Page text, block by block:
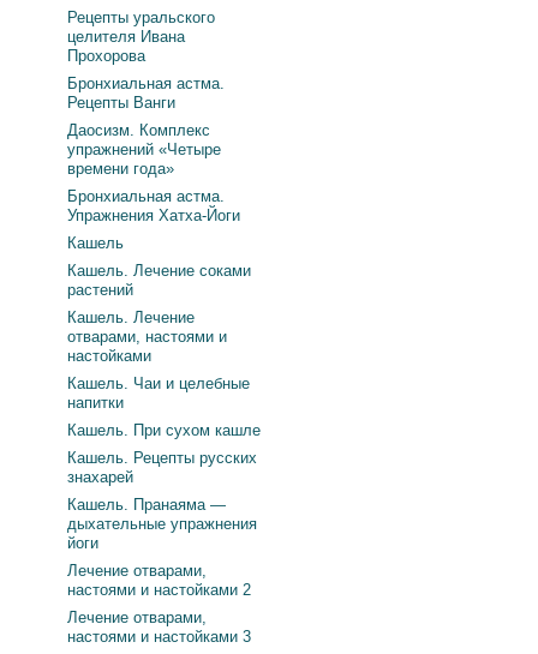
Рецепты уральского
целителя Ивана
Прохорова
Бронхиальная астма.
Рецепты Ванги
Даосизм. Комплекс
упражнений «Четыре
времени года»
Бронхиальная астма.
Упражнения Хатха-Йоги
Кашель
Кашель. Лечение соками
растений
Кашель. Лечение
отварами, настоями и
настойками
Кашель. Чаи и целебные
напитки
Кашель. При сухом кашле
Кашель. Рецепты русских
знахарей
Кашель. Пранаяма —
дыхательные упражнения
йоги
Лечение отварами,
настоями и настойками 2
Лечение отварами,
настоями и настойками 3